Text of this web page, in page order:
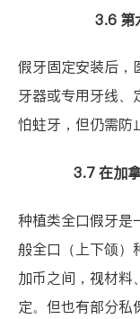
3.6 第
假牙固定安装后，
牙器或专用牙线、
怕蛀牙，但仍需防
3.7 在加
种植类全口假牙是
般全口（上下颌
加币之间，视材料
定。但也有部分私